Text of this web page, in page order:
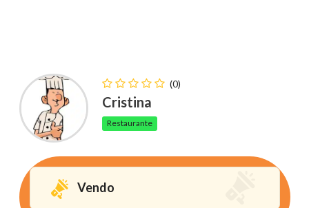
(0)
Cristina
Restaurante
Vendo